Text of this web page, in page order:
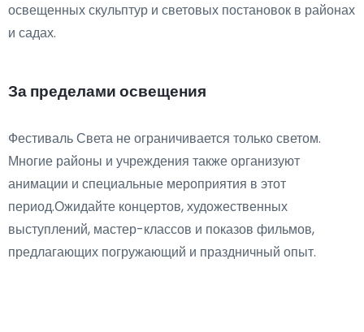
освещенных скульптур и световых постановок в районах
и садах.
За пределами освещения
Фестиваль Света не ограничивается только светом.
Многие районы и учреждения также организуют
анимации и специальные мероприятия в этот
период.Ожидайте концертов, художественных
выступлений, мастер-классов и показов фильмов,
предлагающих погружающий и праздничный опыт.